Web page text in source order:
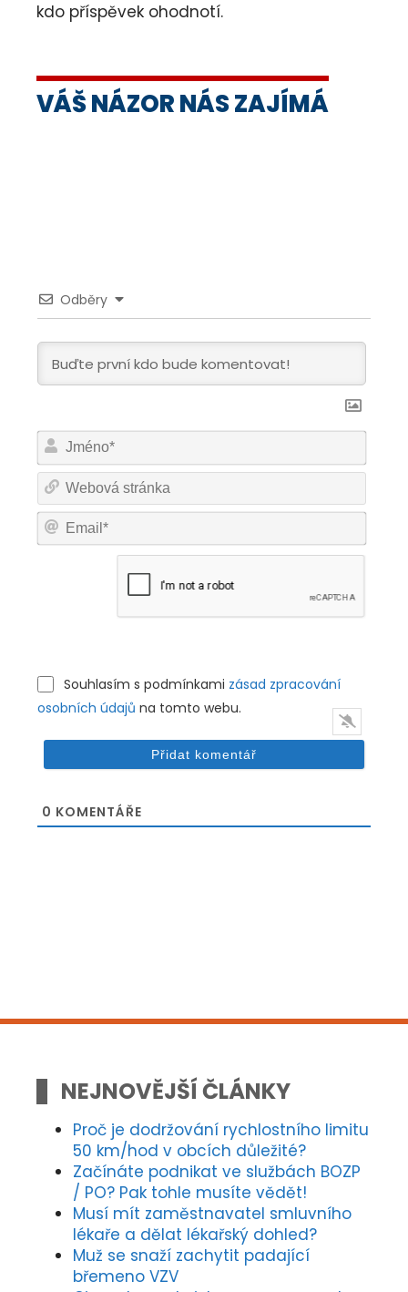
kdo příspěvek ohodnotí.
VÁŠ NÁZOR NÁS ZAJÍMÁ
Odběry
Souhlasím s podmínkami zásad zpracování
osobních údajů na tomto webu.
0 KOMENTÁŘE
NEJNOVĚJŠÍ ČLÁNKY
Proč je dodržování rychlostního limitu
50 km/hod v obcích důležité?
Začínáte podnikat ve službách BOZP
/ PO? Pak tohle musíte vědět!
Musí mít zaměstnavatel smluvního
lékaře a dělat lékařský dohled?
Muž se snaží zachytit padající
břemeno VZV